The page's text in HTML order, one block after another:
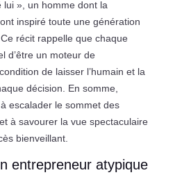
», un homme dont la
ont inspiré toute une génération
récit rappelle que chaque
d’être un moteur de
de laisser l’humain et la
décision. En somme,
escalader le sommet des
à savourer la vue spectaculaire
bienveillant.
entrepreneur atypique